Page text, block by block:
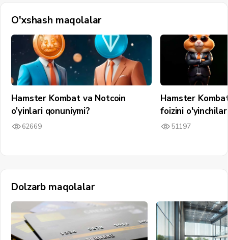
O'xshash maqolalar
Hamster Kombat va Notcoin
o’yinlari qonuniymi?
62669
Hamster
foizini
51197
Dolzarb maqolalar